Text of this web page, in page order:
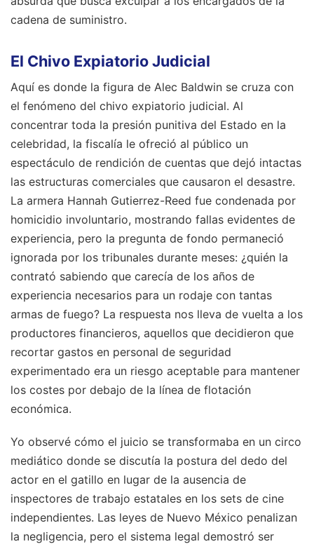
cadena de suministro.
El Chivo Expiatorio Judicial
Aquí es donde la figura de Alec Baldwin se cruza con
el fenómeno del chivo expiatorio judicial. Al
concentrar toda la presión punitiva del Estado en la
celebridad, la fiscalía le ofreció al público un
espectáculo de rendición de cuentas que dejó intactas
las estructuras comerciales que causaron el desastre.
La armera Hannah Gutierrez-Reed fue condenada por
homicidio involuntario, mostrando fallas evidentes de
experiencia, pero la pregunta de fondo permaneció
ignorada por los tribunales durante meses: ¿quién la
contrató sabiendo que carecía de los años de
experiencia necesarios para un rodaje con tantas
armas de fuego? La respuesta nos lleva de vuelta a los
productores financieros, aquellos que decidieron que
recortar gastos en personal de seguridad
experimentado era un riesgo aceptable para mantener
los costes por debajo de la línea de flotación
económica.
Yo observé cómo el juicio se transformaba en un circo
mediático donde se discutía la postura del dedo del
actor en el gatillo en lugar de la ausencia de
inspectores de trabajo estatales en los sets de cine
independientes. Las leyes de Nuevo México penalizan
la negligencia, pero el sistema legal demostró ser